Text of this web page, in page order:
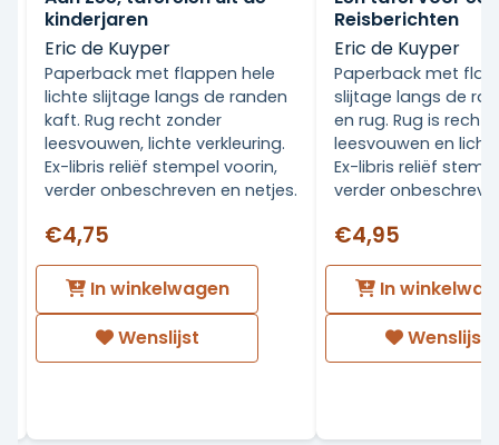
kinderjaren
Eric de Kuyper
Paperback met flappen hele
lichte slijtage langs de randen
kaft. Rug recht zonder
leesvouwen, lichte verkleuring.
Ex-libris reliëf stempel voorin,
verder onbeschreven en netjes.
€4,75
In winkelwagen
Wenslijst
Reisberichten
Eric de Kuyper
Paperback met
slijtage langs de
en rug. Rug is recht
leesvouwen en licht
Ex-libris reliëf
verder
€4,95
In
Wenslijst